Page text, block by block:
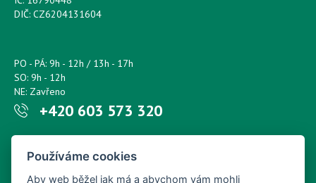
DIČ: CZ6204131604
PO - PÁ: 9h - 12h / 13h - 17h
SO: 9h - 12h
NE: Zavřeno
+420 603 573 320
petr.sonsky@centrum.cz
Používáme cookies
Aby web běžel jak má a abychom vám mohli